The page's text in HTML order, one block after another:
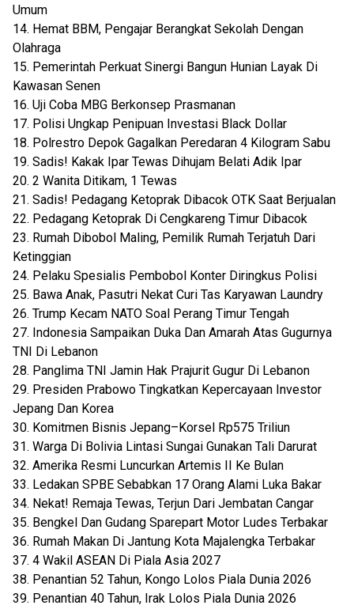
Umum
14. Hemat BBM, Pengajar Berangkat Sekolah Dengan
Olahraga
15. Pemerintah Perkuat Sinergi Bangun Hunian Layak Di
Kawasan Senen
16. Uji Coba MBG Berkonsep Prasmanan
17. Polisi Ungkap Penipuan Investasi Black Dollar
18. Polrestro Depok Gagalkan Peredaran 4 Kilogram Sabu
19. Sadis! Kakak Ipar Tewas Dihujam Belati Adik Ipar
20. 2 Wanita Ditikam, 1 Tewas
21. Sadis! Pedagang Ketoprak Dibacok OTK Saat Berjualan
22. Pedagang Ketoprak Di Cengkareng Timur Dibacok
23. Rumah Dibobol Maling, Pemilik Rumah Terjatuh Dari
Ketinggian
24. Pelaku Spesialis Pembobol Konter Diringkus Polisi
25. Bawa Anak, Pasutri Nekat Curi Tas Karyawan Laundry
26. Trump Kecam NATO Soal Perang Timur Tengah
27. Indonesia Sampaikan Duka Dan Amarah Atas Gugurnya
TNI Di Lebanon
28. Panglima TNI Jamin Hak Prajurit Gugur Di Lebanon
29. Presiden Prabowo Tingkatkan Kepercayaan Investor
Jepang Dan Korea
30. Komitmen Bisnis Jepang–Korsel Rp575 Triliun
31. Warga Di Bolivia Lintasi Sungai Gunakan Tali Darurat
32. Amerika Resmi Luncurkan Artemis II Ke Bulan
33. Ledakan SPBE Sebabkan 17 Orang Alami Luka Bakar
34. Nekat! Remaja Tewas, Terjun Dari Jembatan Cangar
35. Bengkel Dan Gudang Sparepart Motor Ludes Terbakar
36. Rumah Makan Di Jantung Kota Majalengka Terbakar
37. 4 Wakil ASEAN Di Piala Asia 2027
38. Penantian 52 Tahun, Kongo Lolos Piala Dunia 2026
39. Penantian 40 Tahun, Irak Lolos Piala Dunia 2026